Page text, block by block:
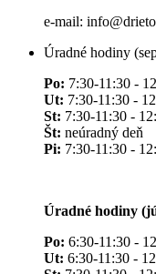
e-mail:
Úradné hodiny
Po: 7:30-11:30 -
Ut: 7:30-11:30 -
St: 7:30-11:30 -
Št: neúradný deň
Pi: 7:30-11:30 -
Úradné hodiny
Po: 6:30-11:30 -
Ut: 6:30-11:30 -